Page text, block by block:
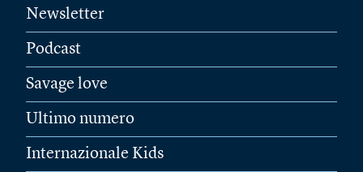
Newsletter
Podcast
Savage love
Ultimo numero
Internazionale Kids